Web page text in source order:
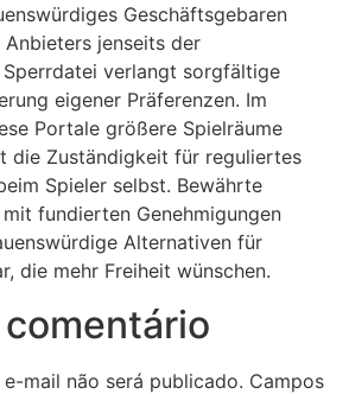
Geschäftsgebaren
jenseits der
verlangt sorgfältige
eigener Präferenzen. Im
Portale größere Spielräume
die Zuständigkeit für reguliertes
Spieler selbst. Bewährte
fundierten Genehmigungen
Alternativen für
die mehr Freiheit wünschen.
mail não será publicado. Campos